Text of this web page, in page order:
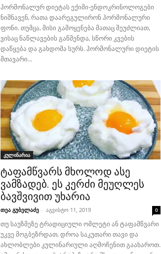
ჰორმონალურ დიეტას ექიმი-ენდოკრინოლოგები
ნიშნავენ, რათა დაარეგულირონ ჰორმონალური
ფონი. თუმცა, მისი გამოყენება მათაც შეუძლიათ,
ვისაც ნაწლავების გაწმენდა, სწორი კვების
დაწყება და გახდომა სურს. ჰორმონალური დიეტის
მთავარი...
კულინარია
ტაფამწვარს მხოლოდ ასე
ვამზადებ. ეს კერძი მეუღლეს
ბავშვივით უხარია
თეა გუბელაძე - აგვისტო 11, 2019 0
თუ საუზმეზე ტრადიციული ომლეტი ან ტაფამწვარი
უკვე მოგბეზრდათ, დროა საკუთარი თავი და
ახლობლები კულინარიული აღმოჩენით გაახაროთ.